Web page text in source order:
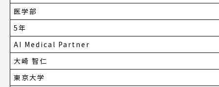
医学部
5年
AI Medical Partner
⼤崎 智仁
東京大学